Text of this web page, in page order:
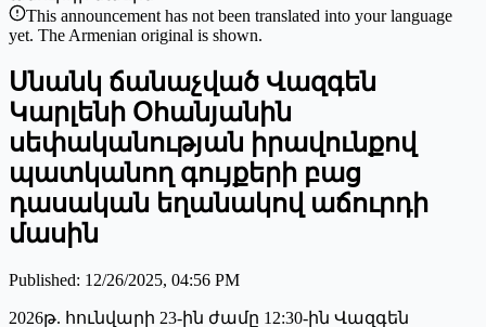
This announcement has not been translated into your language
yet. The Armenian original is shown.
Սնանկ ճանաչված Վազգեն
Կարլենի Օհանյանին
սեփականության իրավունքով
պատկանող գույքերի բաց
դասական եղանակով աճուրդի
մասին
Published: 12/26/2025, 04:56 PM
2026թ. հունվարի 23-ին ժամը 12:30-ին Վազգեն